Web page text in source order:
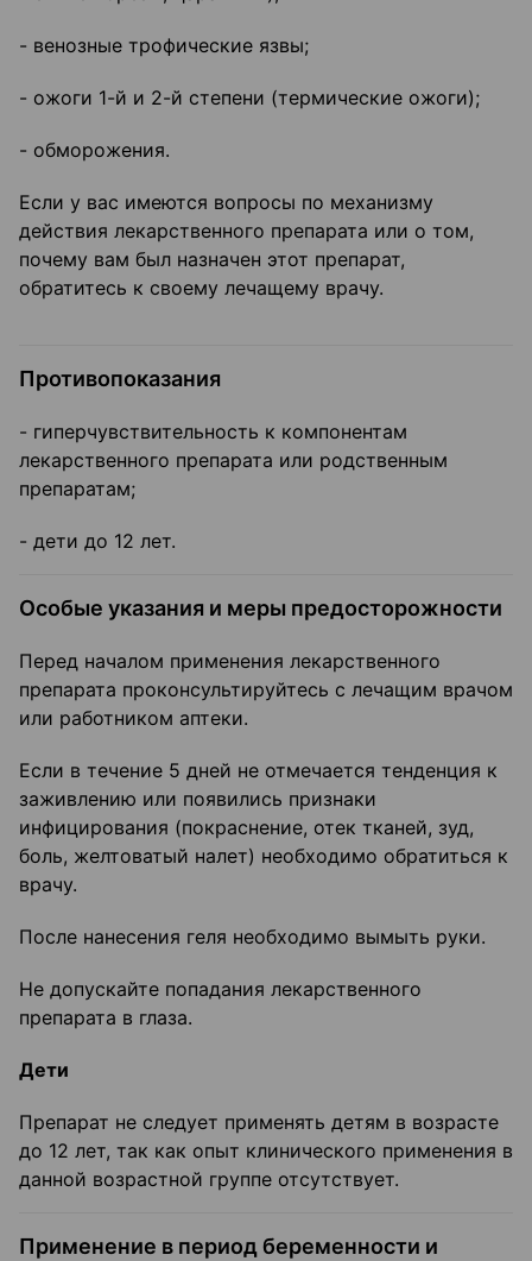
- венозные трофические язвы;
- ожоги 1-й и 2-й степени (термические ожоги);
- обморожения.
Если у вас имеются вопросы по механизму
действия лекарственного препарата или о том,
почему вам был назначен этот препарат,
обратитесь к своему лечащему врачу.
Противопоказания
- гиперчувствительность к компонентам
лекарственного препарата или родственным
препаратам;
- дети до 12 лет.
Особые указания и меры предосторожности
Перед началом применения лекарственного
препарата проконсультируйтесь с лечащим врачом
или работником аптеки.
Если в течение 5 дней не отмечается тенденция к
заживлению или появились признаки
инфицирования (покраснение, отек тканей, зуд,
боль, желтоватый налет) необходимо обратиться к
врачу.
После нанесения геля необходимо вымыть руки.
Не допускайте попадания лекарственного
препарата в глаза.
Дети
Препарат не следует применять детям в возрасте
до 12 лет, так как опыт клинического применения в
данной возрастной группе отсутствует.
Применение в период беременности и